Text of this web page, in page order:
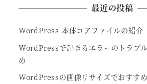
最近の投稿
WordPress 本体コアファイルの紹介
WordPressで起きるエラーのトラブ
め
WordPressの画像リサイズでおすす